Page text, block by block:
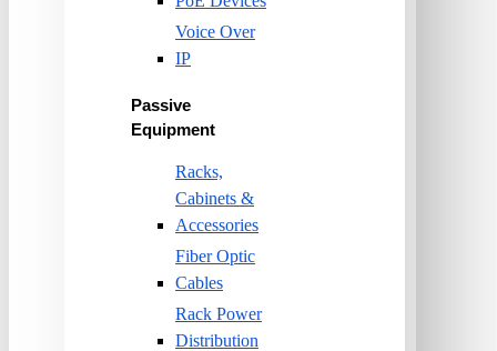
Voice Over
IP
Passive
Equipment
Racks,
Cabinets &
Accessories
Fiber Optic
Cables
Rack Power
Distribution